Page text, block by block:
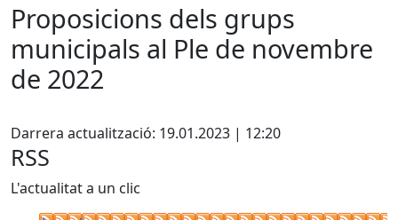
Proposicions dels grups
municipals al Ple de novembre
de 2022
Darrera actualització: 19.01.2023 | 12:20
RSS
L'actualitat a un clic